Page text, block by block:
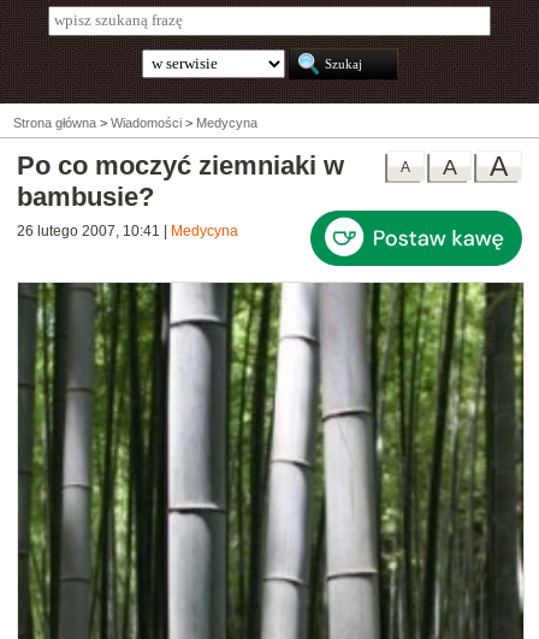
Strona główna > Wiadomości > Medycyna
A
A
A
Po co moczyć ziemniaki w
bambusie?
26 lutego 2007, 10:41 Medycyna